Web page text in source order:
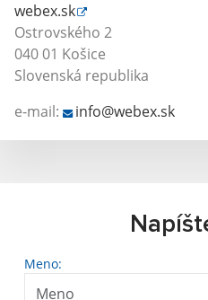
webex.sk
Ostrovského 2
040 01 Košice
Slovenská republika
e-mail:
info@webex.sk
Meno: